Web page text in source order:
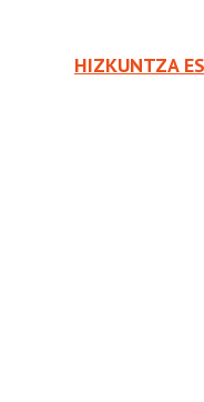
HIZKUNTZA